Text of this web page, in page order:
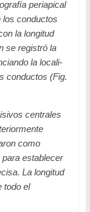
periapical
los conductos
la longitud
se registró la
la locali-
conductos (Fig.
centrales
como
establecer
La longitud
todo el